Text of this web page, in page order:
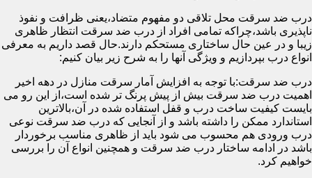
درب ضد سرقت محل تلاقی دو مفهوم متضاد،یعنی ظرافت و نفوذ
ناپذیری باشد،چراکه تمامی افراد از درب ضد سرقت انتظار ظاهری
زیبا و در عین حال ساختاری مستحکم دارند.حال قصد داریم به معرفی
انواع درب بپردازیم و ویژگی آنها را به شرح زیر بیان کنیم:
درب ضد سرقت:با توجه به افزایش آمار سرقت منازل در دهه اخیر
اهمیت درب ضد سرقت بیش از پیش پرنگ تر شده است،از این رو می
بایست کیفیت ساخت درب و قفل استفاده شده در آن،بالاترین
استاندارد ممکن را داشته باشد و از آنجایی که درب ضد سرقت نوعی
درب ورودی هم محسوب می شود باید از ظاهری مناسب برخوردار
باشد در ادامه ساختار درب ضد سرقت و همچنین انواع آن را بررسی
خواهیم کرد.